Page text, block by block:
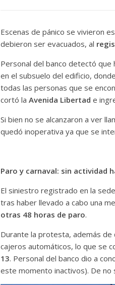
k p
Escenas de pánico se vivieron
debieron ser evacuados, al
Personal del banco detectó que
en el subsuelo del edificio,
todas las personas que se
cortó la Avenida Libertad e
Si bien no se alcanzaron a ver
quedó inoperativa ya que se
Paro y carnaval: sin actividad
El siniestro registrado en la
tras haber llevado a cabo una
otras 48 horas de paro.
Durante la protesta, además de
cajeros automáticos, lo que se
13. Personal del banco dio a
este momento inactivos). De no